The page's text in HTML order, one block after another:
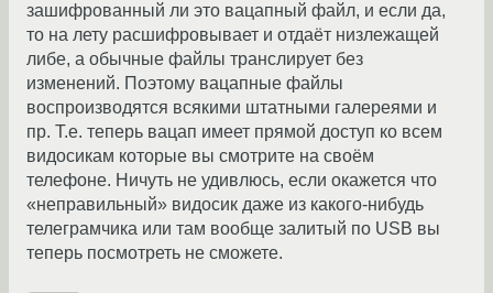
зашифрованный ли это вацапный файл, и если да,
то на лету расшифровывает и отдаёт низлежащей
либе, а обычные файлы транслирует без
изменений. Поэтому вацапные файлы
воспроизводятся всякими штатными галереями и
пр. Т.е. теперь вацап имеет прямой доступ ко всем
видосикам которые вы смотрите на своём
телефоне. Ничуть не удивлюсь, если окажется что
«неправильный» видосик даже из какого-нибудь
телеграмчика или там вообще залитый по USB вы
теперь посмотреть не сможете.